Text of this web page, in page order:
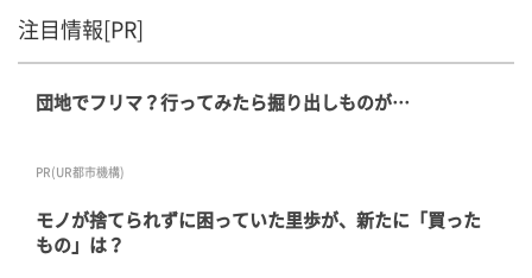
注目情報[PR]
団地でフリマ？行ってみたら掘り出しものが…
PR(UR都市機構)
モノが捨てられずに困っていた里歩が、新たに「買った
もの」は？